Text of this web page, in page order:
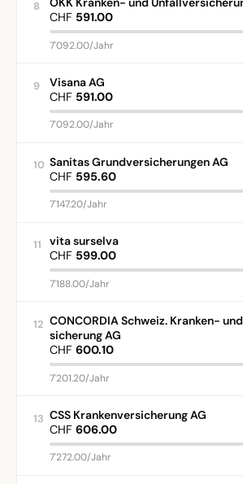
8
CHF 591.00
7'092.00/Jahr
9
Visana AG
CHF 591.00
7'092.00/Jahr
10 Sanitas Grundversicherungen AG
CHF 595.60
7'147.20/Jahr
11
vita surselva
CHF 599.00
7'188.00/Jahr
12 CONCORDIA Schweiz. Kranken-
sicherung AG
CHF 600.10
7'201.20/Jahr
13 CSS Krankenversicherung AG
CHF 606.00
7'272.00/Jahr